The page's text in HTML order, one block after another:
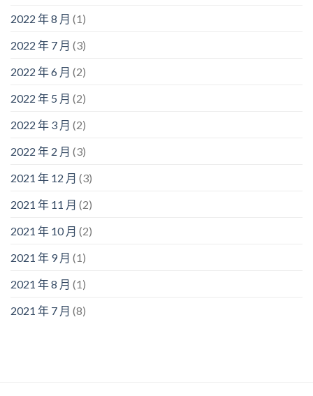
2022 年 8 月 (1)
2022 年 7 月 (3)
2022 年 6 月 (2)
2022 年 5 月 (2)
2022 年 3 月 (2)
2022 年 2 月 (3)
2021 年 12 月 (3)
2021 年 11 月 (2)
2021 年 10 月 (2)
2021 年 9 月 (1)
2021 年 8 月 (1)
2021 年 7 月 (8)